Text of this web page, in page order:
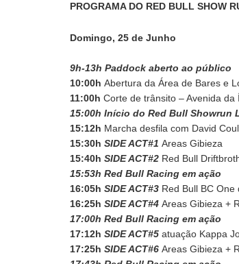
PROGRAMA DO RED BULL SHOW
Domingo, 25 de Junho
9h-13h Paddock aberto ao público
10:00h Abertura da Área de Bares e
11:00h Corte de trânsito – Avenida da
15:00h Início do Red Bull Showrun
15:12h Marcha desfila com David
15:30h SIDE ACT#1 Areas Gibieza
15:40h SIDE ACT#2 Red Bull
15:53h Red Bull Racing em ação
16:05h SIDE ACT#3 Red Bull BC
16:25h SIDE ACT#4 Areas Gibieza +
17:00h Red Bull Racing em ação
17:12h SIDE ACT#5 atuação Kappa
17:25h SIDE ACT#6 Areas Gibieza +